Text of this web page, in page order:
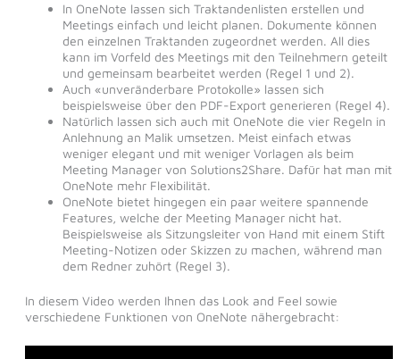
In OneNote lassen sich Traktandenlisten erstellen und
Meetings einfach und leicht planen. Dokumente können
den einzelnen Traktanden zugeordnet werden. All dies
kann im Vorfeld des Meetings mit den Teilnehmern geteilt
und gemeinsam bearbeitet werden (Regel 1 und 2).
Auch «unveränderbare Protokolle» lassen sich
beispielsweise über den PDF-Export generieren (Regel 4).
Natürlich lassen sich auch mit OneNote die vier Regeln in
Anlehnung an Malik umsetzen. Meist einfach etwas
weniger elegant und mit weniger Vorlagen als beim
Meeting Manager von Solutions2Share. Dafür hat man mit
OneNote mehr Flexibilität.
OneNote bietet hingegen ein paar weitere spannende
Features, welche der Meeting Manager nicht hat.
Beispielsweise als Sitzungsleiter von Hand mit einem Stift
Meeting-Notizen oder Skizzen zu machen, während man
dem Redner zuhört (Regel 3).
In diesem Video werden Ihnen das Look and Feel sowie
verschiedene Funktionen von OneNote nähergebracht: